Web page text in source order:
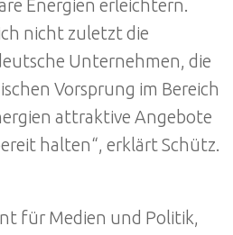
Energien erleichtern.
nicht zuletzt die
Unternehmen, die
Vorsprung im Bereich
attraktive Angebote
halten“, erklärt Schütz.
für Medien und Politik,